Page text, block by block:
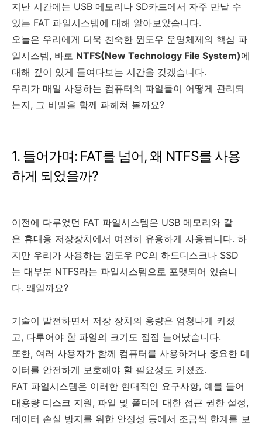
지난 시간에는 USB 메모리나 SD카드에서 자주 만날 수
있는 FAT 파일시스템에 대해 알아보았습니다.
오늘은 우리에게 더욱 친숙한 윈도우 운영체제의 핵심 파
일시스템, 바로 NTFS(New Technology File System)에
대해 깊이 있게 들여다보는 시간을 갖겠습니다.
우리가 매일 사용하는 컴퓨터의 파일들이 어떻게 관리되
는지, 그 비밀을 함께 파헤쳐 볼까요?
1. 들어가며: FAT를 넘어, 왜 NTFS를 사용
하게 되었을까?
이전에 다루었던 FAT 파일시스템은 USB 메모리와 같
은 휴대용 저장장치에서 여전히 유용하게 사용됩니다. 하
지만 우리가 사용하는 윈도우 PC의 하드디스크나 SSD
는 대부분 NTFS라는 파일시스템으로 포맷되어 있습니
다. 왜일까요?
기술이 발전하면서 저장 장치의 용량은 엄청나게 커졌
고, 다루어야 할 파일의 크기도 점점 늘어났습니다.
또한, 여러 사용자가 함께 컴퓨터를 사용하거나 중요한 데
이터를 안전하게 보호해야 할 필요성도 커졌죠.
FAT 파일시스템은 이러한 현대적인 요구사항, 예를 들어
대용량 디스크 지원, 파일 및 폴더에 대한 접근 권한 설정,
데이터 손실 방지를 위한 안정성 등에서 조금씩 한계를 보